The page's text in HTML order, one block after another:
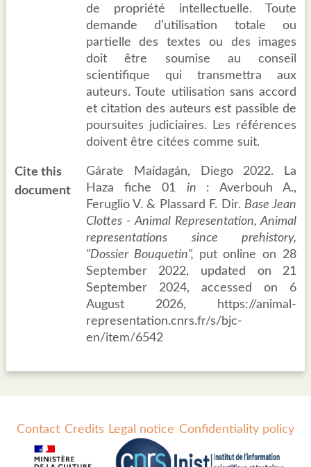
de propriété intellectuelle. Toute
demande d’utilisation totale ou
partielle des textes ou des images
doit être soumise au conseil
scientifique qui transmettra aux
auteurs. Toute utilisation sans accord
et citation des auteurs est passible de
poursuites judiciaires. Les références
doivent être citées comme suit.
Cite this
document
Gárate Maídagán, Diego 2022. La
Haza fiche 01 in : Averbouh A.,
Feruglio V. & Plassard F. Dir. Base Jean
Clottes - Animal Representation, Animal
representations since prehistory,
"Dossier Bouquetin", put online on 28
September 2022, updated on 21
September 2024, accessed on 6
August 2026, https://animal-
representation.cnrs.fr/s/bjc-
en/item/6542
Contact Credits Legal notice Confidentiality policy